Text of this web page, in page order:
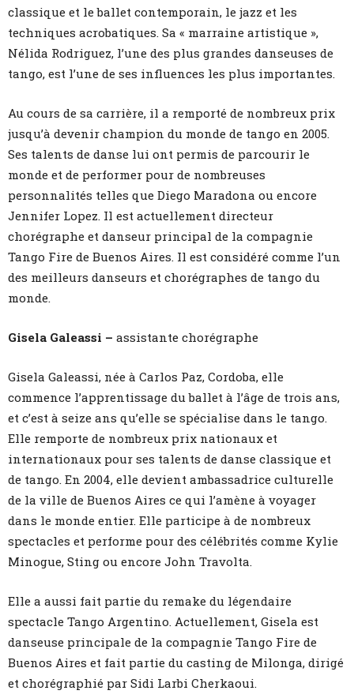
classique et le ballet contemporain, le jazz et les
techniques acrobatiques. Sa « marraine artistique »,
Nélida Rodriguez, l’une des plus grandes danseuses de
tango, est l’une de ses influences les plus importantes.
Au cours de sa carrière, il a remporté de nombreux prix
jusqu’à devenir champion du monde de tango en 2005.
Ses talents de danse lui ont permis de parcourir le
monde et de performer pour de nombreuses
personnalités telles que Diego Maradona ou encore
Jennifer Lopez. Il est actuellement directeur
chorégraphe et danseur principal de la compagnie
Tango Fire de Buenos Aires. Il est considéré comme l’un
des meilleurs danseurs et chorégraphes de tango du
monde.
Gisela Galeassi – assistante chorégraphe
Gisela Galeassi, née à Carlos Paz, Cordoba, elle
commence l’apprentissage du ballet à l’âge de trois ans,
et c’est à seize ans qu’elle se spécialise dans le tango.
Elle remporte de nombreux prix nationaux et
internationaux pour ses talents de danse classique et
de tango. En 2004, elle devient ambassadrice culturelle
de la ville de Buenos Aires ce qui l’amène à voyager
dans le monde entier. Elle participe à de nombreux
spectacles et performe pour des célébrités comme Kylie
Minogue, Sting ou encore John Travolta.
Elle a aussi fait partie du remake du légendaire
spectacle Tango Argentino. Actuellement, Gisela est
danseuse principale de la compagnie Tango Fire de
Buenos Aires et fait partie du casting de Milonga, dirigé
et chorégraphié par Sidi Larbi Cherkaoui.